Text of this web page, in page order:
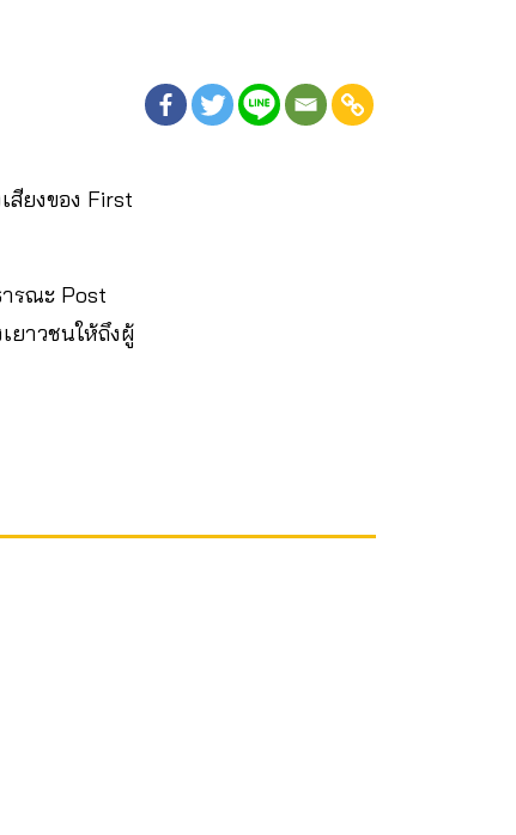
สียงของ First
ารณะ Post
ยาวชนให้ถึงผู้